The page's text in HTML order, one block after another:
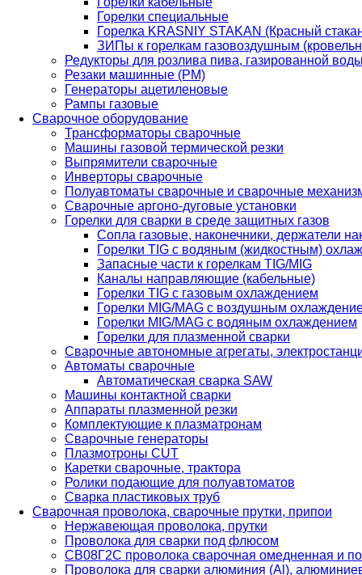
Горелки специальные
Горелка KRASNIY STAKAN (Красный
ЗИПы к горелкам газовоздушным
Редукторы для розлива пива, газированной
Резаки машинные (РМ)
Генераторы ацетиленовые
Рампы газовые
Сварочное оборудование
Трансформаторы сварочные
Машины газовой термической резки
Выпрямители сварочные
Инверторы сварочные
Полуавтоматы сварочные и сварочные
Сварочные аргоно-дуговые установки
Горелки для сварки в среде защитных газов
Сопла газовые, наконечники, держатели
Горелки TIG с водяным (жидкостным)
Запасные части к горелкам TIG/MIG
Каналы направляющие (кабельные)
Горелки TIG с газовым охлаждением
Горелки MIG/MAG с воздушным
Горелки MIG/MAG с водяным охлаждением
Горелки для плазменной сварки
Сварочные автономные агрегаты,
Автоматы сварочные
Автоматическая сварка SAW
Машины контактной сварки
Аппараты плазменной резки
Комплектующие к плазматронам
Сварочные генераторы
Плазмотроны CUT
Каретки сварочные, трактора
Ролики подающие для полуавтоматов
Сварка пластиковых труб
Сварочная проволока, сварочные прутки, припои
Нержавеющая проволока, прутки
Проволока для сварки под флюсом
СВ08Г2С проволока сварочная омедненная и
Проволока для сварки алюминия (Al),